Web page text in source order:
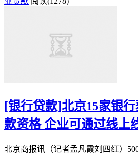
[银行贷款]北京15家银
款资格 企业可通过线上
北京商报讯（记者孟凡霞刘四红）